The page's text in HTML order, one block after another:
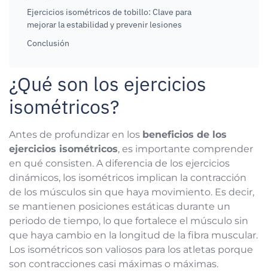
Ejercicios isométricos de tobillo: Clave para
mejorar la estabilidad y prevenir lesiones
Conclusión
¿Qué son los ejercicios
isométricos?
Antes de profundizar en los beneficios de los
ejercicios isométricos, es importante comprender
en qué consisten. A diferencia de los ejercicios
dinámicos, los isométricos implican la contracción
de los músculos sin que haya movimiento. Es decir,
se mantienen posiciones estáticas durante un
periodo de tiempo, lo que fortalece el músculo sin
que haya cambio en la longitud de la fibra muscular.
Los isométricos son valiosos para los atletas porque
son contracciones casi máximas o máximas.​